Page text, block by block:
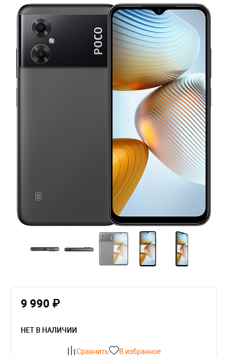
9 990 ₽
НЕТ В НАЛИЧИИ
Сравнить В избранное